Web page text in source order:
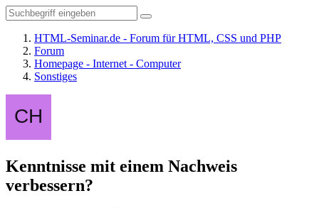
HTML-Seminar.de - Forum für HTML, CSS und PHP
Forum
Homepage - Internet - Computer
Sonstiges
Kenntnisse mit einem Nachweis
verbessern?